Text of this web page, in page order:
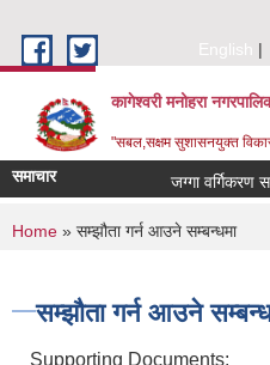
English
कागेश्वरी मनोहरा
"सबल,सक्षम सुशासनयुक्त
समाचार जग्गा वर्गिकरण
You are here
Home » सम्झौता गर्न आउने सम्बन्धमा
सम्झौता गर्न आउने
Supporting Documents: